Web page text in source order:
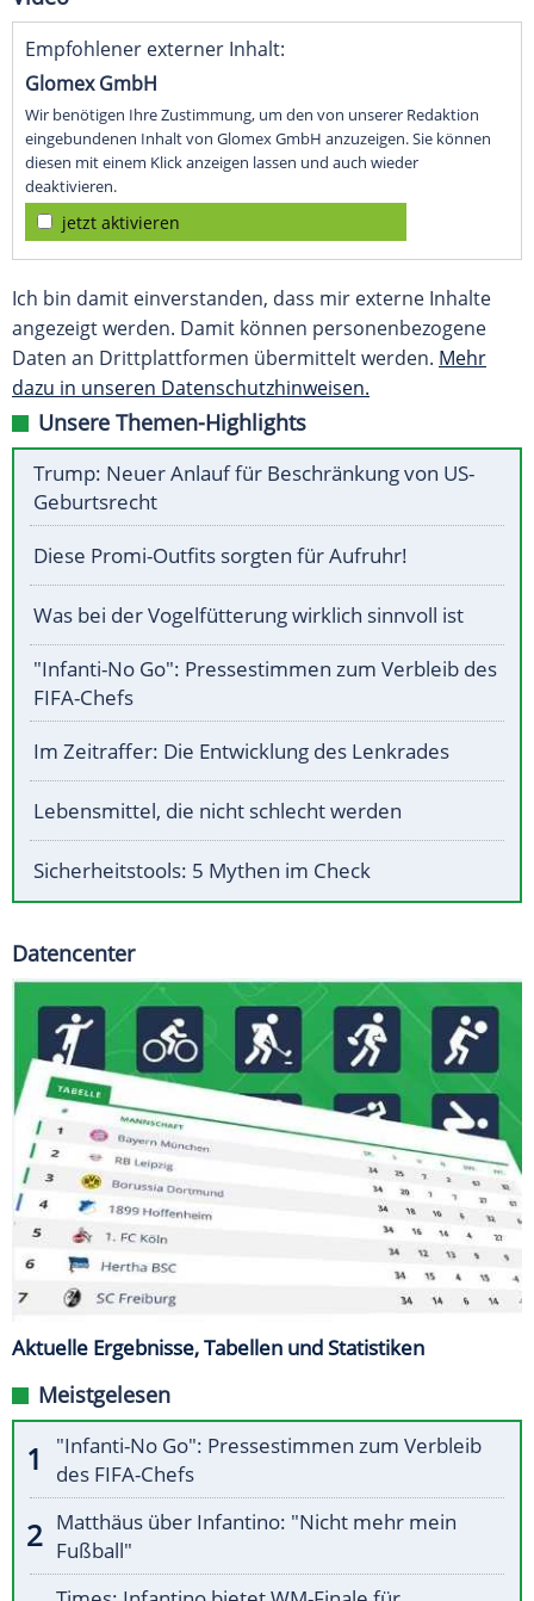
Empfohlener externer Inhalt:
Glomex GmbH
Wir benötigen Ihre Zustimmung, um den von unserer Redaktion
eingebundenen Inhalt von Glomex GmbH anzuzeigen. Sie können
diesen mit einem Klick anzeigen lassen und auch wieder
deaktivieren.
jetzt aktivieren
Ich bin damit einverstanden, dass mir externe Inhalte
angezeigt werden. Damit können personenbezogene
Daten an Drittplattformen übermittelt werden. Mehr
dazu in unseren Datenschutzhinweisen.
Unsere Themen-Highlights
Trump: Neuer Anlauf für Beschränkung von US-
Geburtsrecht
Diese Promi-Outfits sorgten für Aufruhr!
Was bei der Vogelfütterung wirklich sinnvoll ist
"Infanti-No Go": Pressestimmen zum Verbleib des
FIFA-Chefs
Im Zeitraffer: Die Entwicklung des Lenkrades
Lebensmittel, die nicht schlecht werden
Sicherheitstools: 5 Mythen im Check
Datencenter
Aktuelle Ergebnisse, Tabellen und Statistiken
Meistgelesen
"Infanti-No Go": Pressestimmen zum Verbleib
des FIFA-Chefs
Matthäus über Infantino: "Nicht mehr mein
Fußball"